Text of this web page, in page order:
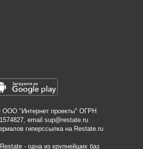
ООО "Интернет проекты" ОГРН
email sup@restate.ru
гиперссылка на Restate.ru
- одна из крупнейших баз